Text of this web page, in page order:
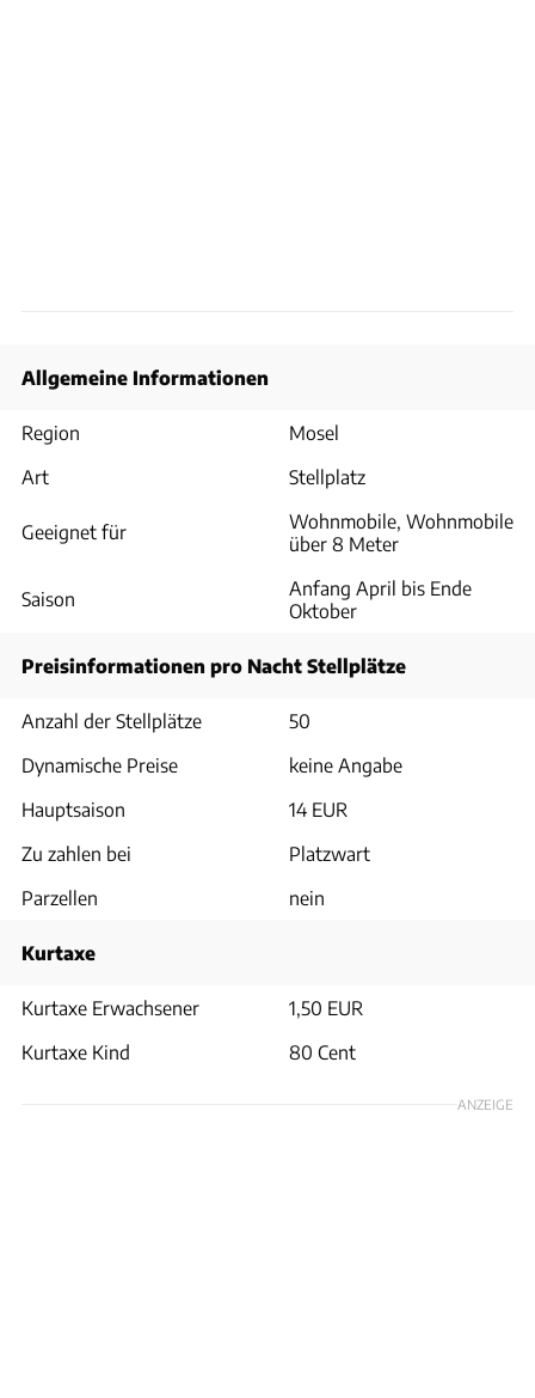
Allgemeine Informationen
Region
Mosel
Art
Stellplatz
Geeignet für
Wohnmobile, Wohnmobile
über 8 Meter
Saison
Anfang April bis Ende
Oktober
Preisinformationen pro Nacht Stellplätze
Anzahl der Stellplätze
50
Dynamische Preise
keine Angabe
Hauptsaison
14 EUR
Zu zahlen bei
Platzwart
Parzellen
nein
Kurtaxe
Kurtaxe Erwachsener
1,50 EUR
Kurtaxe Kind
80 Cent
ANZEIGE